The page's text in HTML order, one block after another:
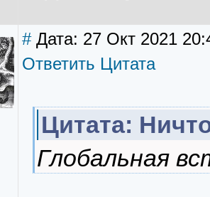
#Дата: 27 Окт 2021
Ответить Цитата
Цитата:
Глобальная